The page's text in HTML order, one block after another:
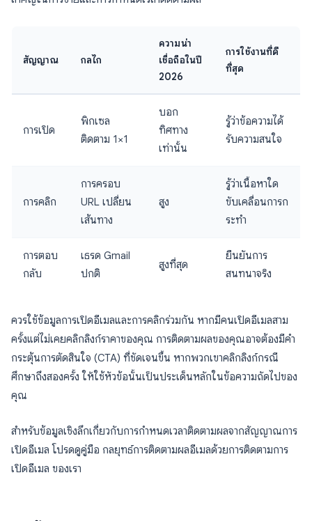
สัญญาณ กลไก
ความน่า
เชื่อถือในปี
2026
การใช้งานที่ดี
ที่สุด
การเปิด
พิกเซล
ติดตาม 1×1
บอก
ทิศทาง
เท่านั้น
รู้ว่าข้อความได้
รับความสนใจ
การคลิก
การครอบ
URL เปลี่ยน
เส้นทาง
สูง
รู้ว่าเนื้อหาใด
ขับเคลื่อนการก
ระทำ
การตอบ
กลับ
เธรด Gmail
ปกติ
สูงที่สุด
ยืนยันการ
สนทนาจริง
ควรใช้ข้อมูลการเปิดอีเมลและการคลิกร่วมกัน หากมีคนเปิดอีเมลสาม
ครั้งแต่ไม่เคยคลิกลิงก์ราคาของคุณ การติดตามผลของคุณอาจต้องมีคำ
กระตุ้นการตัดสินใจ (CTA) ที่ชัดเจนขึ้น หากพวกเขาคลิกลิงก์กรณี
ศึกษาถึงสองครั้ง ให้ใช้หัวข้อนั้นเป็นประเด็นหลักในข้อความถัดไปของ
คุณ
สำหรับข้อมูลเชิงลึกเกี่ยวกับการกำหนดเวลาติดตามผลจากสัญญาณการ
เปิดอีเมล โปรดดูคู่มือ กลยุทธ์การติดตามผลอีเมลด้วยการติดตามการ
เปิดอีเมล ของเรา